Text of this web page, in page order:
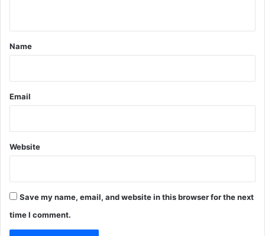
*
Name
Email
Website
Save my name, email, and website in this browser for the next
time I comment.